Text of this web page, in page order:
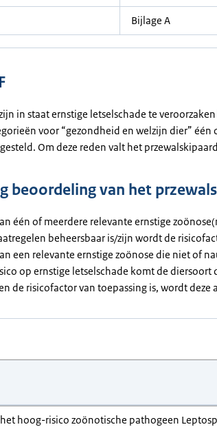
Bijlage A
in staat ernstige letselschade te
voor “gezondheid en welzijn dier” één
Om deze reden valt het
beoordeling van het
één of meerdere relevante ernstige
beheersbaar is/zijn wordt de
een relevante ernstige zoönose die niet of
op ernstige letselschade komt de diersoort
de risicofactor van toepassing is, wordt deze
hoog-risico zoönotische pathogeen